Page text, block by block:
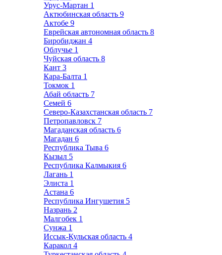
Урус-Мартан 1
Актюбинская область 9
Актобе 9
Еврейская автономная область 8
Биробиджан 4
Облучье 1
Чуйская область 8
Кант 3
Кара-Балта 1
Токмок 1
Абай область 7
Семей 6
Северо-Казахстанская область 7
Петропавловск 7
Магаданская область 6
Магадан 6
Республика Тыва 6
Кызыл 5
Республика Калмыкия 6
Лагань 1
Элиста 1
Астана 6
Республика Ингушетия 5
Назрань 2
Малгобек 1
Сунжа 1
Иссык-Кульская область 4
Каракол 4